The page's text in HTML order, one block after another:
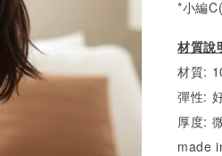
*小編
材質說
材質:
彈性:
厚度:
made